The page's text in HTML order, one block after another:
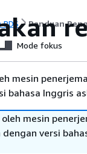
Panduan
Mode fokus
mesin
bahasa Inggris
mesin
versi